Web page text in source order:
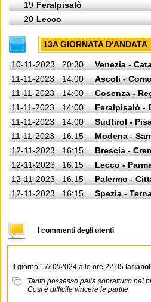
19 Feralpisalò
20 Lecco
13A GIORNATA D'ANDATA
10-11-2023 20:30
Venezia -
11-11-2023
14:00
Ascoli - Como
11-11-2023
14:00
Cosenza -
11-11-2023
14:00
Feralpisalò -
11-11-2023
14:00
Sudtirol -
11-11-2023
16:15
Modena -
12-11-2023
16:15
Brescia -
12-11-2023
16:15
Lecco -
12-11-2023
16:15
Palermo -
12-11-2023
16:15 Spezia -
I commenti degli utenti
Il giorno 17/02/2024 alle ore 22.05
Tanto possesso palla soprattutto nei
Così è difficile vincere le partite